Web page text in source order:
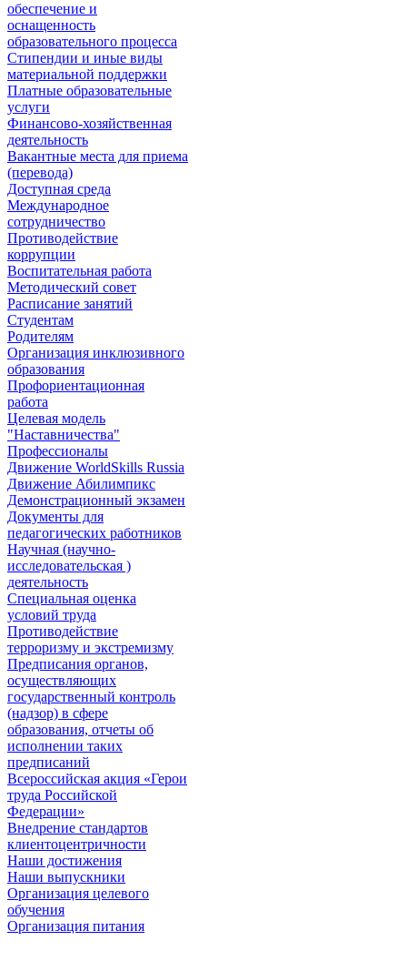
обеспечение и
оснащенность
образовательного процесса
Стипендии и иные виды
материальной поддержки
Платные образовательные
услуги
Финансово-хозяйственная
деятельность
Вакантные места для приема
(перевода)
Доступная среда
Международное
сотрудничество
Противодействие
коррупции
Воспитательная работа
Методический совет
Расписание занятий
Студентам
Родителям
Организация инклюзивного
образования
Профориентационная
работа
Целевая модель
"Наставничества"
Профессионалы
Движение WorldSkills Russia
Движение Абилимпикс
Демонстрационный экзамен
Документы для
педагогических работников
Научная (научно-
исследовательская )
деятельность
Специальная оценка
условий труда
Противодействие
терроризму и экстремизму
Предписания органов,
осуществляющих
государственный контроль
(надзор) в сфере
образования, отчеты об
исполнении таких
предписаний
Всероссийская акция «Герои
труда Российской
Федерации»
Внедрение стандартов
клиентоцентричности
Наши достижения
Наши выпускники
Организация целевого
обучения
Организация питания